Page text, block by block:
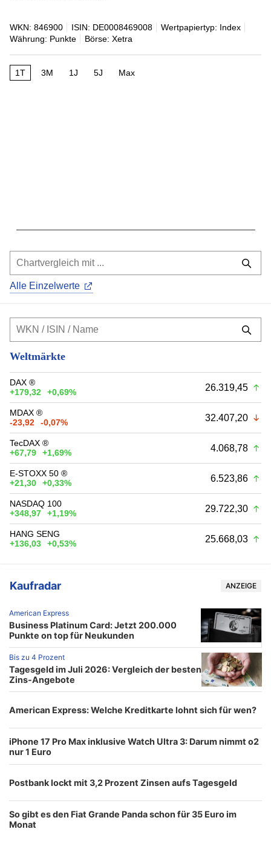
WKN: 846900 ISIN: DE0008469008
Wertpapiertyp: Index
Währung: Punkte
Börse: Xetra
1T 3M 1J 5J Max
Alle Einzelwerte
Weltmärkte
DAX ®
+179,32
+0,69% 26.319,45
MDAX ®
-23,92
-0,07% 32.407,20
TecDAX ®
+67,79
+1,69% 4.068,78
E-STOXX 50 ®
+21,30
+0,33% 6.523,86
NASDAQ 100
+348,97
+1,19% 29.722,30
HANG SENG
+136,03
+0,53% 25.668,03